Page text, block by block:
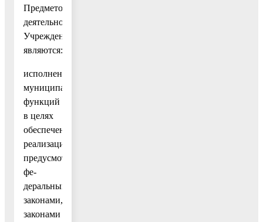
Предметом
деятельности
Учреждения
являются:
исполнение
муниципальных
функций
в целях
обеспечения
реализации
предусмотренных
фе-
деральными
законами,
законами